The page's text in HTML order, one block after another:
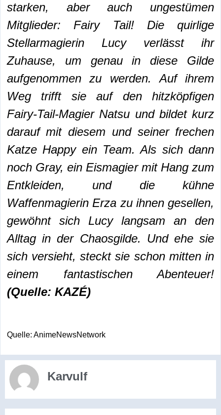
starken, aber auch ungestümen
Mitglieder: Fairy Tail! Die quirlige
Stellarmagierin Lucy verlässt ihr
Zuhause, um genau in diese Gilde
aufgenommen zu werden. Auf ihrem
Weg trifft sie auf den hitzköpfigen
Fairy-Tail-Magier Natsu und bildet kurz
darauf mit diesem und seiner frechen
Katze Happy ein Team. Als sich dann
noch Gray, ein Eismagier mit Hang zum
Entkleiden, und die kühne
Waffenmagierin Erza zu ihnen gesellen,
gewöhnt sich Lucy langsam an den
Alltag in der Chaosgilde. Und ehe sie
sich versieht, steckt sie schon mitten in
einem fantastischen Abenteuer!
(Quelle: KAZÉ)
Quelle: AnimeNewsNetwork
Karvulf